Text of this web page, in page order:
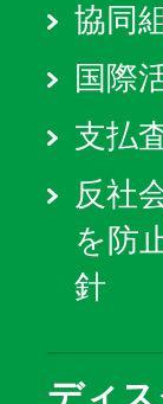
協同
国際
支払
反社
を防
針